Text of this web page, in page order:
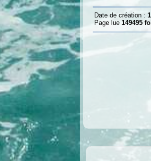
Date de création :
Page lue 149495